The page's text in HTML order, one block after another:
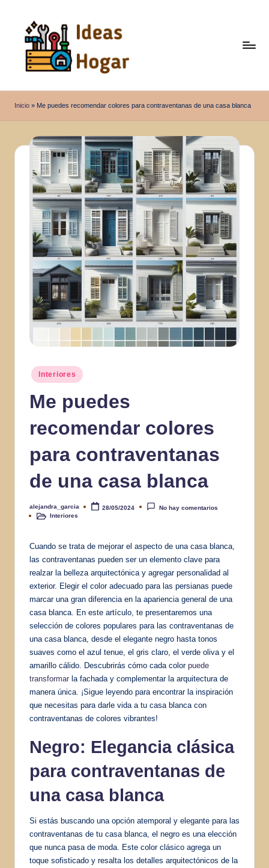
contenido
d
e
a
Inicio » Me puedes recomendar colores para contraventanas de una casa blanca
Publicado
en
Interiores
Me puedes
recomendar colores
para contraventanas
de una casa blanca
Publicado
por
alejandra_garcia 28/05/2024
No hay comentarios
PublicadoInteriores
Cuando se trata de mejorar el aspecto de una casa blanca,
las contraventanas pueden ser un elemento clave para
realzar la belleza arquitectónica y agregar personalidad al
exterior. Elegir el color adecuado para las persianas puede
marcar una gran diferencia en la apariencia general de una
casa blanca. En este artículo, te presentaremos una
selección de colores populares para las contraventanas de
una casa blanca, desde el elegante negro hasta tonos
suaves como el azul tenue, el gris claro, el verde oliva y el
amarillo cálido. Descubrirás cómo cada color puede
transformar la fachada y complementar la arquitectura de
manera única. ¡Sigue leyendo para encontrar la inspiración
que necesitas para darle vida a tu casa blanca con
contraventanas de colores vibrantes!
Negro: Elegancia clásica
para contraventanas de
una casa blanca
Si estás buscando una opción atemporal y elegante para las
contraventanas de tu casa blanca, el negro es una elección
que nunca pasa de moda. Este color clásico agrega un
toque sofisticado y resalta los detalles arquitectónicos de la